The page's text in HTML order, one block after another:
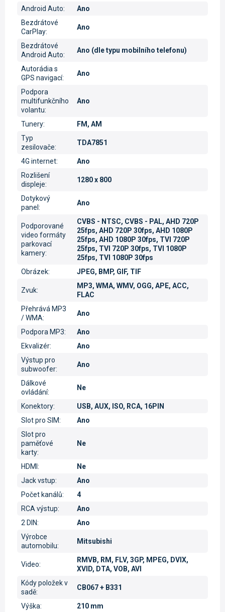
Android Auto:
Ano
Bezdrátové
CarPlay:
Ano
Bezdrátové
Android Auto:
Ano (dle typu mobilního telefonu)
Autorádia s
GPS navigací:
Ano
Podpora
multifunkčního
volantu:
Ano
Tunery:
FM, AM
Typ
zesilovače:
TDA7851
4G internet:
Ano
Rozlišení
displeje:
1280 x 800
Dotykový
panel :
Ano
Podporované
video formáty
parkovací
kamery:
CVBS - NTSC, CVBS - PAL, AHD 720P
25fps, AHD 720P 30fps, AHD 1080P
25fps, AHD 1080P 30fps, TVI 720P
25fps, TVI 720P 30fps, TVI 1080P
25fps, TVI 1080P 30fps
Obrázek: JPEG, BMP, GIF, TIF
Zvuk:
MP3, WMA, WMV, OGG, APE, ACC,
FLAC
Přehrává MP3
/ WMA:
Ano
Podpora MP3:
Ano
Ekvalizér:
Ano
Výstup pro
subwoofer:
Ano
Dálkové
ovládání:
Ne
Konektory:
USB, AUX, ISO, RCA, 16PIN
Slot pro SIM:
Ano
Slot pro
paměťové
karty:
Ne
HDMI :
Ne
Jack vstup:
Ano
Počet kanálů:
4
RCA výstup:
Ano
2 DIN:
Ano
Výrobce
automobilu:
Mitsubishi
Video:
RMVB, RM, FLV, 3GP, MPEG, DVIX,
XVID, DTA, VOB, AVI
Kódy položek v
sadě:
CB067 + B331
Výška: 210 mm